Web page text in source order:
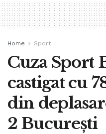
Home Sport
Cuza Sport
castigat cu
din
2 București